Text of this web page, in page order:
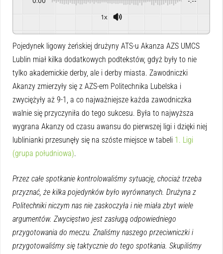
1x
Pojedynek ligowy żeńskiej drużyny ATS-u Akanza AZS UMCS
Lublin miał kilka dodatkowych podtekstów, gdyż były to nie
tylko akademickie derby, ale i derby miasta. Zawodniczki
Akanzy zmierzyły się z AZS-em Politechnika Lubelska i
zwyciężyły aż 9-1, a co najważniejsze każda zawodniczka
walnie się przyczyniła do tego sukcesu. Była to najwyższa
wygrana Akanzy od czasu awansu do pierwszej ligi i dzięki niej
lublinianki przesunęły się na szóste miejsce w tabeli 1. Ligi
(grupa południowa).
Przez całe spotkanie kontrolowaliśmy sytuację, chociaż trzeba
przyznać, że kilka pojedynków było wyrównanych. Drużyna z
Politechniki niczym nas nie zaskoczyła i nie miała zbyt wiele
argumentów. Zwycięstwo jest zasługą odpowiedniego
przygotowania do meczu. Znaliśmy naszego przeciwniczki i
przygotowaliśmy się taktycznie do tego spotkania. Skupiliśmy